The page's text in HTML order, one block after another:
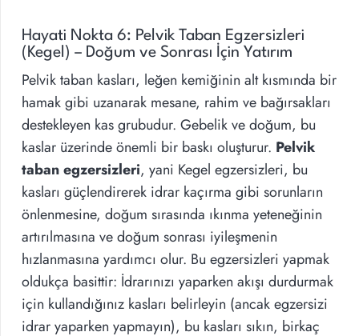
Hayati Nokta 6: Pelvik Taban Egzersizleri
(Kegel) – Doğum ve Sonrası İçin Yatırım
Pelvik taban kasları, leğen kemiğinin alt kısmında bir
hamak gibi uzanarak mesane, rahim ve bağırsakları
destekleyen kas grubudur. Gebelik ve doğum, bu
kaslar üzerinde önemli bir baskı oluşturur. Pelvik
taban egzersizleri, yani Kegel egzersizleri, bu
kasları güçlendirerek idrar kaçırma gibi sorunların
önlenmesine, doğum sırasında ıkınma yeteneğinin
artırılmasına ve doğum sonrası iyileşmenin
hızlanmasına yardımcı olur. Bu egzersizleri yapmak
oldukça basittir: İdrarınızı yaparken akışı durdurmak
için kullandığınız kasları belirleyin (ancak egzersizi
idrar yaparken yapmayın), bu kasları sıkın, birkaç